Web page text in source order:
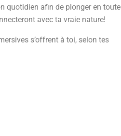
quotidien afin de plonger en toute
avec ta vraie nature!
s’offrent à toi, selon tes